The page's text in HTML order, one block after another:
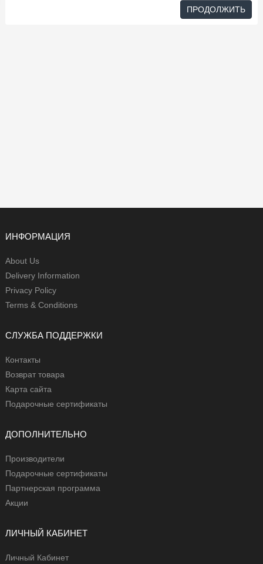
ПРОДОЛЖИТЬ
ИНФОРМАЦИЯ
About Us
Delivery Information
Privacy Policy
Terms & Conditions
СЛУЖБА ПОДДЕРЖКИ
Контакты
Возврат товара
Карта сайта
Подарочные сертификаты
ДОПОЛНИТЕЛЬНО
Производители
Подарочные сертификаты
Партнерская программа
Акции
ЛИЧНЫЙ КАБИНЕТ
Личный Кабинет